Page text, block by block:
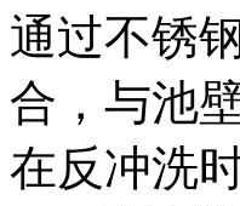
通过不锈
合，与池
在反冲洗